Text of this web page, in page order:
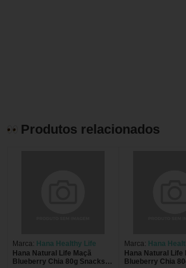
Produtos relacionados
Marca: Hana Healthy Life
Hana Natural Life Maçã
Blueberry Chia 80g Snacks
Marca: Hana
Hana Natural Life
Blueberry Chia